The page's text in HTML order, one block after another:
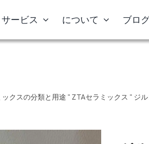
サービス について ブロ
クスの分類と用途 " ZTAセラミックス " ジ